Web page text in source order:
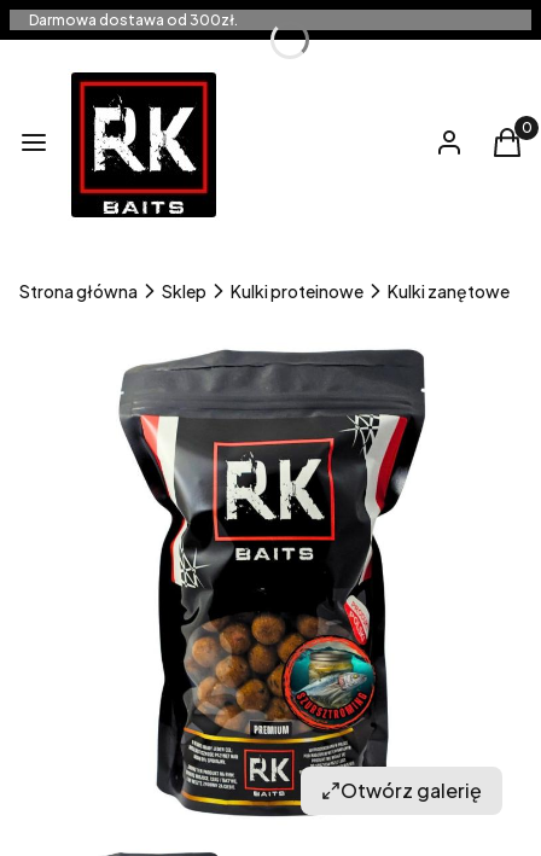
Darmowa dostawa od 300zł.
Menu Zaloguj się
Strona główna Sklep Kulki proteinowe Kulki zanętowe
Otwórz galerię